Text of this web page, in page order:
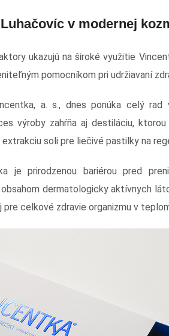
v modernej
ukazujú na široké využitie
pomocníkom pri udržiavaní
a. s., dnes ponúka celý
výroby zahŕňa aj destiláciu,
soli pre liečivé pastilky na
je prirodzenou bariérou pred
dermatologicky aktívnych
pre celkové zdravie organizmu v